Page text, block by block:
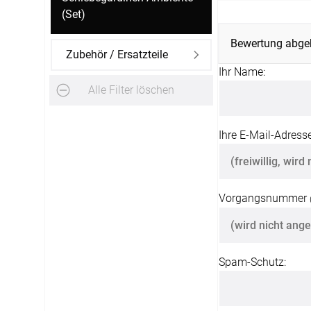
(Set)
Zubehör / Ersatzteile
Alle Filter löschen
Bewertung
Ihr Name:
Ihre E-Mail-
Vorgangsnummer
Spam-Schutz: